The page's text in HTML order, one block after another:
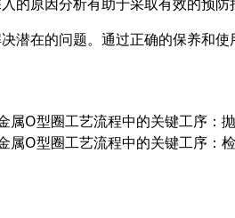
潜在的问题。通过正确的保养和
属O型圈工艺流程中的关键工序：
属O型圈工艺流程中的关键工序：